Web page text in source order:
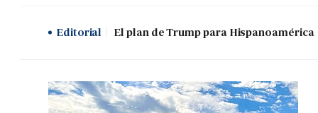
Editorial El plan de Trump para Hispanoamérica